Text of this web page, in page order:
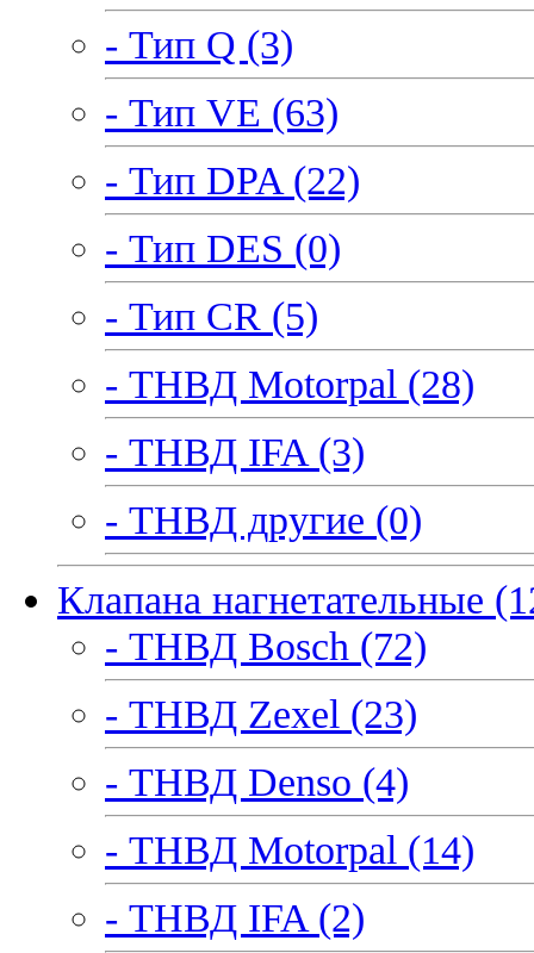
- Тип Q (3)
- Тип VE (63)
- Тип DPA (22)
- Тип DES (0)
- Тип CR (5)
- ТНВД Motorpal (28)
- ТНВД IFA (3)
- ТНВД другие (0)
Клапана нагнетательные
- ТНВД Bosch (72)
- ТНВД Zexel (23)
- ТНВД Denso (4)
- ТНВД Motorpal (14)
- ТНВД IFA (2)